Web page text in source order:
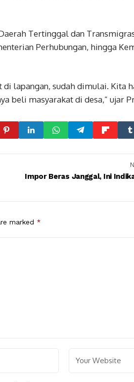
Tertinggal dan
Perhubungan, hingga
di lapangan, sudah dimulai. Kita
beli masyarakat di desa,” ujar
Impor Beras Janggal, Ini
marked *